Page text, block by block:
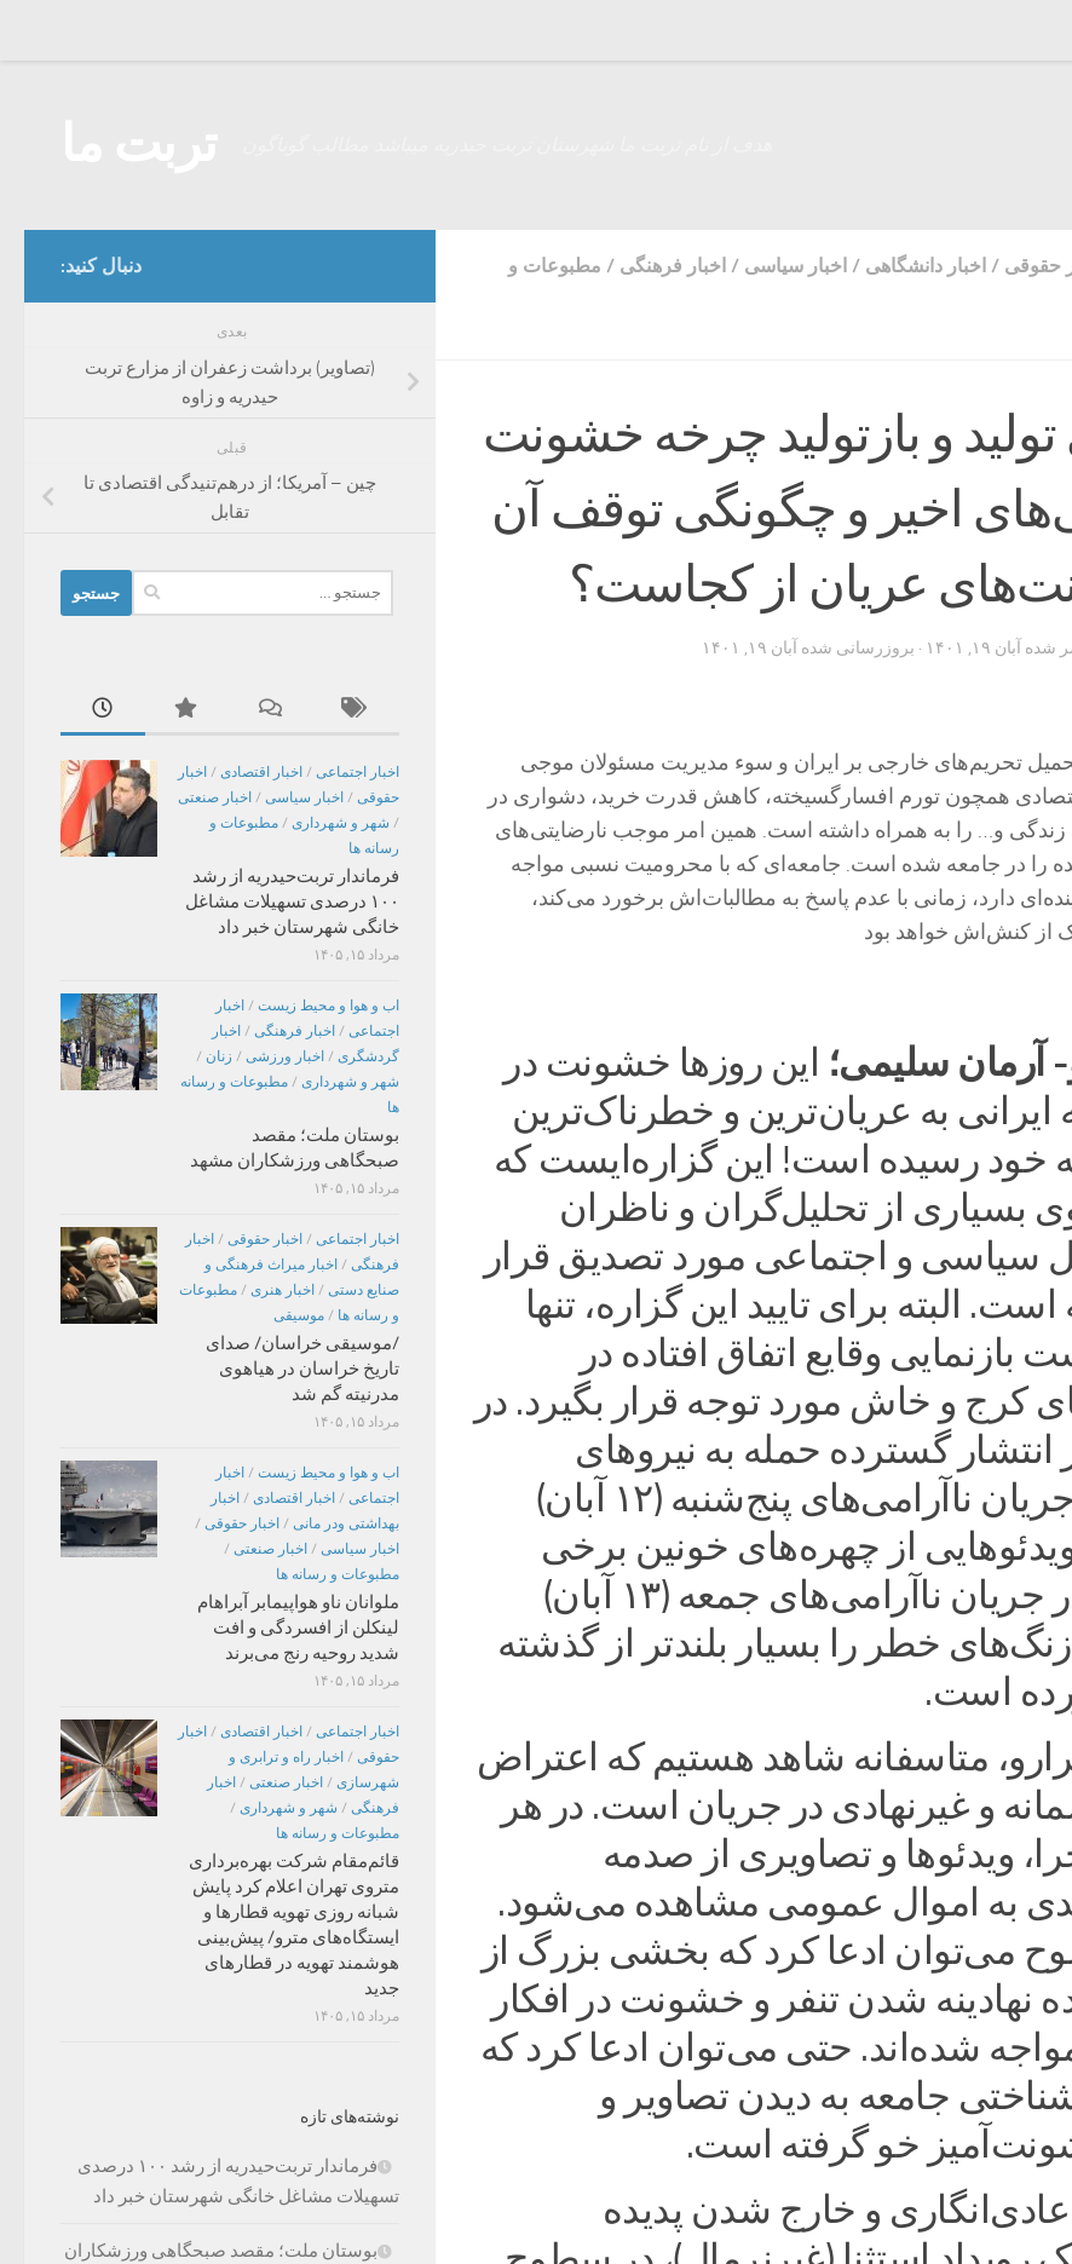
حقوقی / اخبار دانشگاهی / اخبار سیاسی / اخبار فرهنگی / مطبوعات و
و بازتولید چرخه خشونت
اخیر و چگونگی توقف آن
عریان از کجاست؟
شده آبان ۱۹, ۱۴۰۱ · بروزرسانی شده آبان ۱۹, ۱۴۰۱
تحریم‌های خارجی بر ایران و سوء مدیریت مسئولان موجی
همچون تورم افسارگسیخته، کاهش قدرت خرید، دشواری در
زندگی و… را به همراه داشته است. همین امر موجب نارضایتی‌های
را در جامعه شده است. جامعه‌ای که با محرومیت نسبی مواجه
دارد، زمانی با عدم پاسخ به مطالبات‌اش برخورد می‌کند،
از کنش‌اش خواهد بود
آرمان سلیمی؛ این روز‌ها خشونت در
ایرانی به عریان‌ترین و خطرناک‌ترین
خود رسیده است! این گزاره‌ایست که
بسیاری از تحلیل‌گران و ناظران
سیاسی و اجتماعی مورد تصدیق قرار
البته برای تایید این گزاره، تنها
بازنمایی وقایع اتفاق افتاده در
کرج و خاش مورد توجه قرار بگیرد. در
انتشار گسترده حمله به نیرو‌های
انتظامی در جریان ناآرامی‌های پنج‌شنبه (۱۲ آبان)
از چهره‌های خونین برخی
شهروندان در جریان ناآرامی‌های جمعه (۱۳ آبان)
خطر را بسیار بلندتر از گذشته
است.
متاسفانه شاهد هستیم که اعتراض
و غیرنهادی در جریان است. در هر
ویدئو‌ها و تصاویری از صدمه
به اموال عمومی مشاهده می‌شود.
می‌توان ادعا کرد که بخشی بزرگ از
نهادینه شدن تنفر و خشونت در افکار
شده‌اند. حتی می‌توان ادعا کرد که
جامعه به دیدن تصاویر و
خو گرفته است.
عادی‌انگاری و خارج شدن پدیده
دنبال کنید:
بعدی
(تصاویر) برداشت زعفران از مزارع تربت‌
حیدریه و زاوه
قبلی
چین – آمریکا؛ از درهم‌تنیدگی اقتصادی تا
تقابل
برای:
اخبار اجتماعی / اخبار اقتصادی / اخبار
حقوقی / اخبار سیاسی / اخبار صنعتی
/ شهر و شهرداری / مطبوعات و
رسانه ها
فرماندار تربت‌حیدریه از رشد
۱۰۰ درصدی تسهیلات مشاغل
خانگی شهرستان خبر داد
مرداد ۱۵, ۱۴۰۵
اب و هوا و محیط زیست / اخبار
اجتماعی / اخبار فرهنگی / اخبار
گردشگری / اخبار ورزشی / زنان /
شهر و شهرداری / مطبوعات و رسانه
ها
بوستان ملت؛ مقصد
صبحگاهی ورزشکاران مشهد
مرداد ۱۵, ۱۴۰۵
اخبار اجتماعی / اخبار حقوقی / اخبار
فرهنگی / اخبار میراث فرهنگی و
صنایع دستی / اخبار هنری / مطبوعات
و رسانه ها / موسیقی
/موسیقی خراسان/ صدای
تاریخ خراسان در هیاهوی
مدرنیته گم شد
مرداد ۱۵, ۱۴۰۵
اب و هوا و محیط زیست / اخبار
اجتماعی / اخبار اقتصادی / اخبار
بهداشتی ودر مانی / اخبار حقوقی /
اخبار سیاسی / اخبار صنعتی /
مطبوعات و رسانه ها
ملوانان ناو هواپیمابر آبراهام
لینکلن از افسردگی و افت
شدید روحیه رنج می‌برند
مرداد ۱۵, ۱۴۰۵
اخبار اجتماعی / اخبار اقتصادی / اخبار
حقوقی / اخبار راه و ترابری و
شهرسازی / اخبار صنعتی / اخبار
فرهنگی / شهر و شهرداری /
مطبوعات و رسانه ها
قائم‌مقام شرکت بهره‌برداری
متروی تهران اعلام کرد پایش
شبانه روزی تهویه قطارها و
ایستگاه‌های مترو/ پیش‌بینی
هوشمند تهویه در قطارهای
جدید
مرداد ۱۵, ۱۴۰۵
نوشته‌های تازه
فرماندار تربت‌حیدریه از رشد ۱۰۰ درصدی
تسهیلات مشاغل خانگی شهرستان خبر داد
بوستان ملت؛ مقصد صبحگاهی ورزشکاران